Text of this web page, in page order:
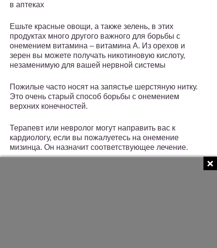
в аптеках
Ешьте красные овощи, а также зелень, в этих
продуктах много другого важного для борьбы с
онемением витамина – витамина А. Из орехов и
зерен вы можете получать никотиновую кислоту,
незаменимую для вашей нервной системы
Пожилые часто носят на запястье шерстяную нитку.
Это очень старый способ борьбы с онемением
верхних конечностей.
Терапевт или невролог могут направить вас к
кардиологу, если вы пожалуетесь на онемение
мизинца. Он назначит соответствующее лечение.